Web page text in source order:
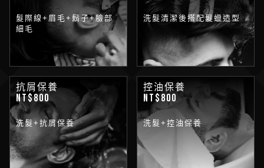
髮際線+眉毛+鬍子+臉部
細毛
洗髮清潔後搭配髮蠟造型
抗屑保養
NT$800
洗髮+抗屑保養
控油保養
NT$800
洗髮+控油保養